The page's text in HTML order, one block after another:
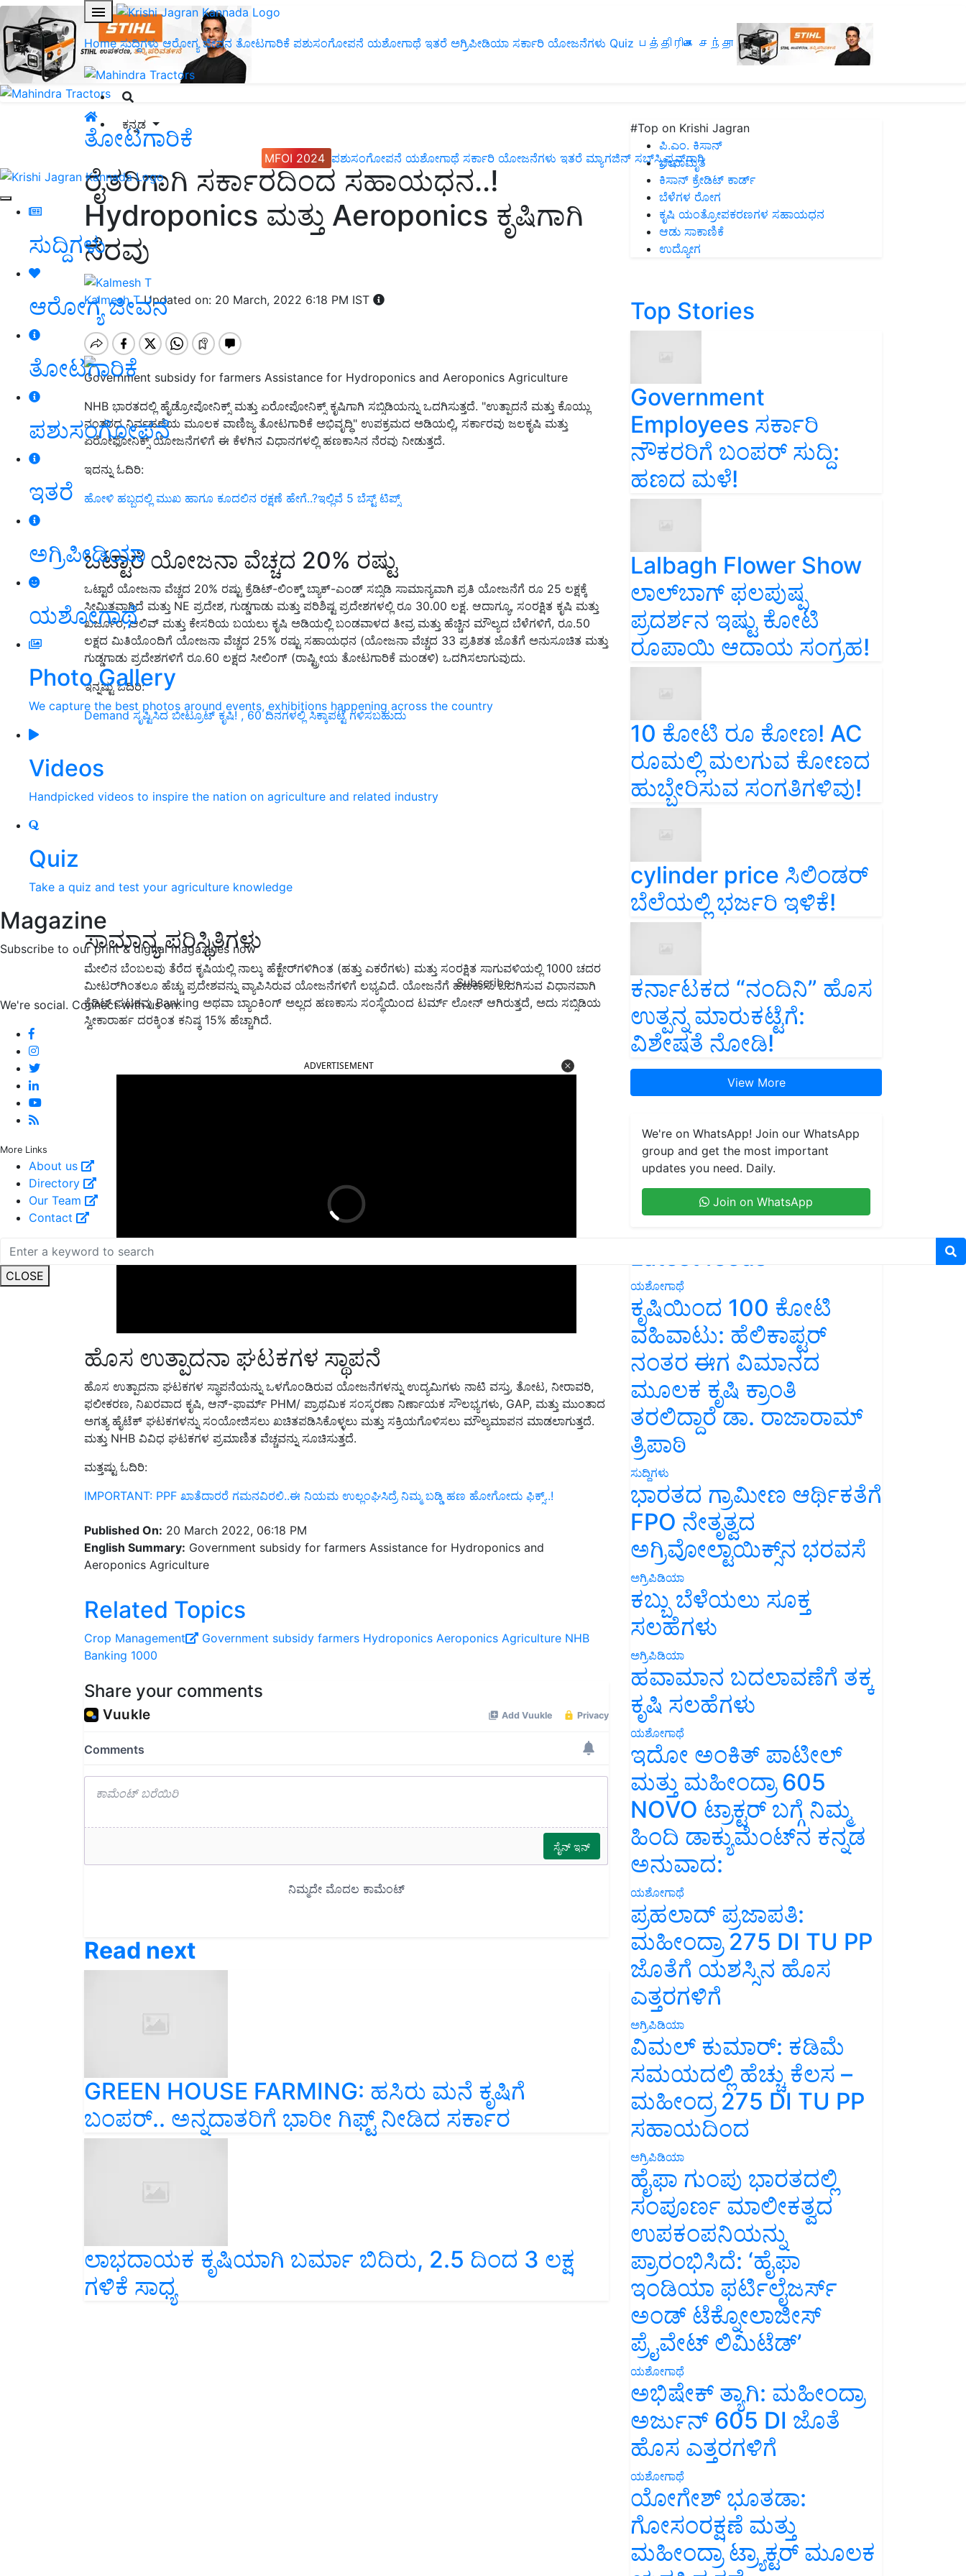
Home ಸುದ್ದಿಗಳು ಆರೋಗ್ಯ ಜೀವನ ತೋಟಗಾರಿಕೆ ಪಶುಸಂಗೋಪನೆ ಯಶೋಗಾಥೆ ಇತರೆ ಅಗ್ರಿಪೀಡಿಯಾ ಸರ್ಕಾರಿ ಯೋಜನೆಗಳು Quiz பத்திரிகை சந்தா
ಕನ್ನಡ
MFOI 2024 ಪಶುಸಂಗೋಪನೆ ಯಶೋಗಾಥೆ ಸರ್ಕಾರಿ ಯೋಜನೆಗಳು ಇತರೆ ಮ್ಯಾಗಜಿನ್‌ ಸಬ್‌ಸ್ಕ್ರಿಪ್ಷನ್‌ಗಾಗಿ
ಸುದ್ದಿಗಳು
ಆರೋಗ್ಯ ಜೀವನ
ತೋಟಗಾರಿಕೆ
ಪಶುಸಂಗೋಪನೆ
ಇತರೆ
ಅಗ್ರಿಪೀಡಿಯಾ
ಯಶೋಗಾಥೆ
Photo Gallery
We capture the best photos around events, exhibitions happening across the country
Videos
Handpicked videos to inspire the nation on agriculture and related industry
Quiz
Take a quiz and test your agriculture knowledge
Magazine
Subscribe to our print & digital magazines now
Subscribe
We're social. Connect with us on:
More Links
About us
Directory
Our Team
Contact
CLOSE
ತೋಟಗಾರಿಕೆ
ರೈತರಿಗಾಗಿ ಸರ್ಕಾರದಿಂದ ಸಹಾಯಧನ..!
Hydroponics ಮತ್ತು Aeroponics ಕೃಷಿಗಾಗಿ
ನೆರವು
Kalmesh TUpdated on: 20 March, 2022 6:18 PM IST
Government subsidy for farmers Assistance for Hydroponics and Aeroponics Agriculture
NHB ಭಾರತದಲ್ಲಿ ಹೈಡ್ರೋಪೋನಿಕ್ಸ್ ಮತ್ತು ಏರೋಪೋನಿಕ್ಸ್ ಕೃಷಿಗಾಗಿ ಸಬ್ಸಿಡಿಯನ್ನು ಒದಗಿಸುತ್ತದೆ. "ಉತ್ಪಾದನೆ ಮತ್ತು ಕೊಯ್ಲು
ನಂತರದ ನಿರ್ವಹಣೆಯ ಮೂಲಕ ವಾಣಿಜ್ಯ ತೋಟಗಾರಿಕೆ ಅಭಿವೃದ್ಧಿ" ಉಪಕ್ರಮದ ಅಡಿಯಲ್ಲಿ, ಸರ್ಕಾರವು ಜಲಕೃಷಿ ಮತ್ತು
ಏರೋಫೋನಿಕ್ಸ್‌ಯೋಜನೆಗಳಿಗೆ ಈ ಕೆಳಗಿನ ವಿಧಾನಗಳಲ್ಲಿ ಹಣಕಾಸಿನ ನೆರವು ನೀಡುತ್ತದೆ.
ಇದನ್ನು ಓದಿರಿ:
ಹೋಳಿ ಹಬ್ಬದಲ್ಲಿ ಮುಖ ಹಾಗೂ ಕೂದಲಿನ ರಕ್ಷಣೆ ಹೇಗೆ..?ಇಲ್ಲಿವೆ 5 ಬೆಸ್ಟ್‌ ಟಿಪ್ಸ್‌
ಒಟ್ಟಾರೆ ಯೋಜನಾ ವೆಚ್ಚದ 20% ರಷ್ಟು
ಒಟ್ಟಾರೆ ಯೋಜನಾ ವೆಚ್ಚದ 20% ರಷ್ಟು ಕ್ರೆಡಿಟ್-ಲಿಂಕ್ಡ್ ಬ್ಯಾಕ್-ಎಂಡ್ ಸಬ್ಸಿಡಿ ಸಾಮಾನ್ಯವಾಗಿ ಪ್ರತಿ ಯೋಜನೆಗೆ ರೂ 25 ಲಕ್ಷಕ್ಕೆ
ಸೀಮಿತವಾಗಿದೆ ಮತ್ತು NE ಪ್ರದೇಶ, ಗುಡ್ಡಗಾಡು ಮತ್ತು ಪರಿಶಿಷ್ಟ ಪ್ರದೇಶಗಳಲ್ಲಿ ರೂ 30.00 ಲಕ್ಷ. ಆದಾಗ್ಯೂ, ಸಂರಕ್ಷಿತ ಕೃಷಿ ಮತ್ತು
ಖರ್ಜೂರ,ಆಲಿವ್ ಮತ್ತು ಕೇಸರಿಯ ಬಯಲು ಕೃಷಿ ಅಡಿಯಲ್ಲಿ ಬಂಡವಾಳದ ತೀವ್ರ ಮತ್ತು ಹೆಚ್ಚಿನ ಮೌಲ್ಯದ ಬೆಳೆಗಳಿಗೆ, ರೂ.50
ಲಕ್ಷದ ಮಿತಿಯೊಂದಿಗೆ ಯೋಜನಾ ವೆಚ್ಚದ 25% ರಷ್ಟು ಸಹಾಯಧನ (ಯೋಜನಾ ವೆಚ್ಚದ 33 ಪ್ರತಿಶತ ಜೊತೆಗೆ ಅನುಸೂಚಿತ ಮತ್ತು
ಗುಡ್ಡಗಾಡು ಪ್ರದೇಶಗಳಿಗೆ ರೂ.60 ಲಕ್ಷದ ಸೀಲಿಂಗ್ (ರಾಷ್ಟ್ರೀಯ ತೋಟಗಾರಿಕೆ ಮಂಡಳಿ) ಒದಗಿಸಲಾಗುವುದು.
ಇನ್ನಷ್ಟು ಓದಿರಿ:
Demand ಸೃಷ್ಟಿಸಿದ ಬೀಟ್ರೂಟ್ ಕೃಷಿ! , 60 ದಿನಗಳಲ್ಲಿ ಸಿಕ್ಕಾಪಟ್ಟೆ ಗಳಿಸಬಹುದು
ಸಾಮಾನ್ಯ ಪರಿಸ್ಥಿತಿಗಳು
ಮೇಲಿನ ಬೆಂಬಲವು ತೆರೆದ ಕೃಷಿಯಲ್ಲಿ ನಾಲ್ಕು ಹೆಕ್ಟೇರ್‌ಗಳಿಗಿಂತ (ಹತ್ತು ಎಕರೆಗಳು) ಮತ್ತು ಸಂರಕ್ಷಿತ ಸಾಗುವಳಿಯಲ್ಲಿ 1000 ಚದರ
ಮೀಟರ್‌ಗಿಂತಲೂ ಹೆಚ್ಚು ಪ್ರದೇಶವನ್ನು ವ್ಯಾಪಿಸಿರುವ ಯೋಜನೆಗಳಿಗೆ ಲಭ್ಯವಿದೆ. ಯೋಜನೆಗೆ ಹಣಕಾಸು ಒದಗಿಸುವ ವಿಧಾನವಾಗಿ
ಕ್ರೆಡಿಟ್ ಘಟಕವುBanking ಅಥವಾ ಬ್ಯಾಂಕಿಂಗ್ ಅಲ್ಲದ ಹಣಕಾಸು ಸಂಸ್ಥೆಯಿಂದ ಟರ್ಮ್ ಲೋನ್ ಆಗಿರುತ್ತದೆ, ಅದು ಸಬ್ಸಿಡಿಯ
ಸ್ವೀಕಾರಾರ್ಹ ದರಕ್ಕಿಂತ ಕನಿಷ್ಠ 15% ಹೆಚ್ಚಾಗಿದೆ.
ಹೊಸ ಉತ್ಪಾದನಾ ಘಟಕಗಳ ಸ್ಥಾಪನೆ
ಹೊಸ ಉತ್ಪಾದನಾ ಘಟಕಗಳ ಸ್ಥಾಪನೆಯನ್ನು ಒಳಗೊಂಡಿರುವ ಯೋಜನೆಗಳನ್ನು ಉದ್ಯಮಿಗಳು ನಾಟಿ ವಸ್ತು,
ಫಲೀಕರಣ,ನಿಖರವಾದ ಕೃಷಿ,ಆನ್-ಫಾರ್ಮ್PHM/ಪ್ರಾಥಮಿಕ ಸಂಸ್ಕರಣಾ ನಿರ್ಣಾಯಕ ಸೌಲಭ್ಯಗಳು, GAP,ಮತ್ತು ಮುಂತಾದ
ಅಗತ್ಯ ಹೈಟೆಕ್ ಘಟಕಗಳನ್ನು ಸಂಯೋಜಿಸಲು ಖಚಿತಪಡಿಸಿಕೊಳ್ಳಲು ಮತ್ತು ಸಕ್ರಿಯಗೊಳಿಸಲು ಮೌಲ್ಯಮಾಪನ ಮಾಡಲಾಗುತ್ತದೆ.
ಮತ್ತು NHBವಿವಿಧ ಘಟಕಗಳ ಪ್ರಮಾಣಿತ ವೆಚ್ಚವನ್ನು ಸೂಚಿಸುತ್ತದೆ.
ಮತ್ತಷ್ಟು ಓದಿರಿ:
IMPORTANT: PPF ಖಾತೆದಾರರೆ ಗಮನವಿರಲಿ..ಈ ನಿಯಮ ಉಲ್ಲಂಘಿಸಿದ್ರೆ ನಿಮ್ಮ ಬಡ್ಡಿ ಹಣ ಹೋಗೋದು ಫಿಕ್ಸ್‌..!
English Summary:Government subsidy for farmers Assistance for Hydroponics and
Aeroponics Agriculture
Related Topics
Crop Management Government subsidy
Banking 1000
GREEN HOUSE FARMING: ಹಸಿರು ಮನೆ ಕೃಷಿಗೆ
ಬಂಪರ್.. ಅನ್ನದಾತರಿಗೆ ಭಾರೀ ಗಿಫ್ಟ್‌ ನೀಡಿದ ಸರ್ಕಾರ
ಲಾಭದಾಯಕ ಕೃಷಿಯಾಗಿ ಬರ್ಮಾ ಬಿದಿರು, 2.5 ದಿಂದ 3 ಲಕ್ಷ
ಗಳಿಕೆ ಸಾಧ್ಯ
#Top on Krishi Jagran
ಪಿ.ಎಂ. ಕಿಸಾನ್
ಜೀವಾಮೃತ
ಕಿಸಾನ್ ಕ್ರೇಡಿಟ್ ಕಾರ್ಡ್
ಬೆಳೆಗಳ ರೋಗ
ಕೃಷಿ ಯಂತ್ರೋಪಕರಣಗಳ ಸಹಾಯಧನ
ಆಡು ಸಾಕಾಣಿಕೆ
ಉದ್ಯೋಗ
Top Stories
Government
Employees ಸರ್ಕಾರಿ
ನೌಕರರಿಗೆ ಬಂಪರ್‌ ಸುದ್ದಿ:
ಹಣದ ಮಳೆ!
Lalbagh Flower Show
ಲಾಲ್‌ಬಾಗ್ ಫಲಪುಷ್ಪ
ಪ್ರದರ್ಶನ ಇಷ್ಟು ಕೋಟಿ
ರೂಪಾಯಿ ಆದಾಯ ಸಂಗ್ರಹ!
10 ಕೋಟಿ ರೂ ಕೋಣ! AC
ರೂಮಲ್ಲಿ ಮಲಗುವ ಕೋಣದ
ಹುಬ್ಬೇರಿಸುವ ಸಂಗತಿಗಳಿವು!
cylinder price ಸಿಲಿಂಡರ್‌
ಬೆಲೆಯಲ್ಲಿ ಭರ್ಜರಿ ಇಳಿಕೆ!
ಕರ್ನಾಟಕದ “ನಂದಿನಿ” ಹೊಸ
ಉತ್ಪನ್ನ ಮಾರುಕಟ್ಟೆಗೆ:
ವಿಶೇಷತೆ ನೋಡಿ!
View More
We're on WhatsApp! Join our WhatsApp
group and get the most important
updates you need. Daily.
Join on WhatsApp
Latest feeds
ಯಶೋಗಾಥೆ
ಕೃಷಿಯಿಂದ 100 ಕೋಟಿ
ವಹಿವಾಟು: ಹೆಲಿಕಾಪ್ಟರ್
ನಂತರ ಈಗ ವಿಮಾನದ
ಮೂಲಕ ಕೃಷಿ ಕ್ರಾಂತಿ
ತರಲಿದ್ದಾರೆ ಡಾ. ರಾಜಾರಾಮ್
ತ್ರಿಪಾಠಿ
ಸುದ್ದಿಗಳು
ಭಾರತದ ಗ್ರಾಮೀಣ ಆರ್ಥಿಕತೆಗೆ
FPO ನೇತೃತ್ವದ
ಅಗ್ರಿವೋಲ್ಟಾಯಿಕ್ಸ್‌ನ ಭರವಸೆ
ಅಗ್ರಿಪಿಡಿಯಾ
ಕಬ್ಬು ಬೆಳೆಯಲು ಸೂಕ್ತ
ಸಲಹೆಗಳು
ಅಗ್ರಿಪಿಡಿಯಾ
ಹವಾಮಾನ ಬದಲಾವಣೆಗೆ ತಕ್ಕ
ಕೃಷಿ ಸಲಹೆಗಳು
ಯಶೋಗಾಥೆ
ಇದೋ ಅಂಕಿತ್ ಪಾಟೀಲ್
ಮತ್ತು ಮಹೀಂದ್ರಾ 605
NOVO ಟ್ರಾಕ್ಟರ್ ಬಗ್ಗೆ ನಿಮ್ಮ
ಹಿಂದಿ ಡಾಕ್ಯುಮೆಂಟ್‌ನ ಕನ್ನಡ
ಅನುವಾದ:
ಯಶೋಗಾಥೆ
ಪ್ರಹಲಾದ್ ಪ್ರಜಾಪತಿ:
ಮಹೀಂದ್ರಾ 275 DI TU PP
ಜೊತೆಗೆ ಯಶಸ್ಸಿನ ಹೊಸ
ಎತ್ತರಗಳಿಗೆ
ಅಗ್ರಿಪಿಡಿಯಾ
ವಿಮಲ್ ಕುಮಾರ್: ಕಡಿಮೆ
ಸಮಯದಲ್ಲಿ ಹೆಚ್ಚು ಕೆಲಸ –
ಮಹೀಂದ್ರ 275 DI TU PP
ಸಹಾಯದಿಂದ
ಅಗ್ರಿಪಿಡಿಯಾ
ಹೈಫಾ ಗುಂಪು ಭಾರತದಲ್ಲಿ
ಸಂಪೂರ್ಣ ಮಾಲೀಕತ್ವದ
ಉಪಕಂಪನಿಯನ್ನು
ಪ್ರಾರಂಭಿಸಿದೆ: ‘ಹೈಫಾ
ಇಂಡಿಯಾ ಫರ್ಟಿಲೈಜರ್ಸ್
ಅಂಡ್ ಟೆಕ್ನೋಲಾಜೀಸ್
ಪ್ರೈವೇಟ್ ಲಿಮಿಟೆಡ್’
ಯಶೋಗಾಥೆ
ಅಭಿಷೇಕ್ ತ್ಯಾಗಿ: ಮಹೀಂದ್ರಾ
ಅರ್ಜುನ್ 605 DI ಜೊತೆ
ಹೊಸ ಎತ್ತರಗಳಿಗೆ
ಯಶೋಗಾಥೆ
ಯೋಗೇಶ್ ಭೂತಡಾ:
ಗೋಸಂರಕ್ಷಣೆ ಮತ್ತು
ಮಹೀಂದ್ರಾ ಟ್ರ್ಯಾಕ್ಟರ್ ಮೂಲಕ